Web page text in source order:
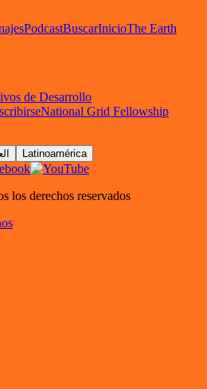
PodcastBuscarInicioThe Earth
de Desarrollo
National Grid Fellowship
Latinoamérica
los derechos reservados